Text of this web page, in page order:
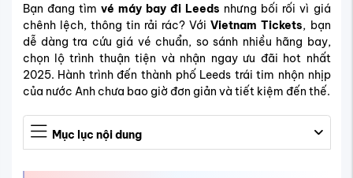
Bạn đang tìm vé máy bay đi Leeds nhưng bối rối vì giá
chênh lệch, thông tin rải rác? VớiVietnam Tickets, bạn
dễ dàng tra cứu giá vé chuẩn, so sánh nhiều hãng bay,
chọn lộ trình thuận tiện và nhận ngay ưu đãi hot nhất
2025. Hành trình đến thành phố Leeds trái tim nhộn nhịp
của nước Anh chưa bao giờ đơn giản và tiết kiệm đến thế.
Mục lục nội dung